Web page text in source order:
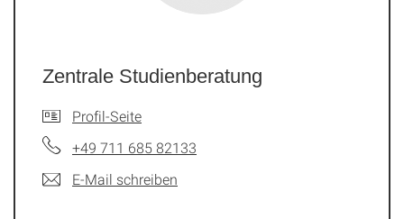
Zentrale Studienberatung
Profil-Seite
+49 711 685 82133
E-Mail schreiben